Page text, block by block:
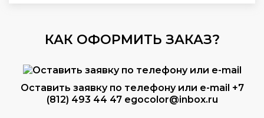
КАК ОФОРМИТЬ ЗАКАЗ?
Оставить заявку по телефону или e-mail +7
(812) 493 44 47 egocolor@inbox.ru